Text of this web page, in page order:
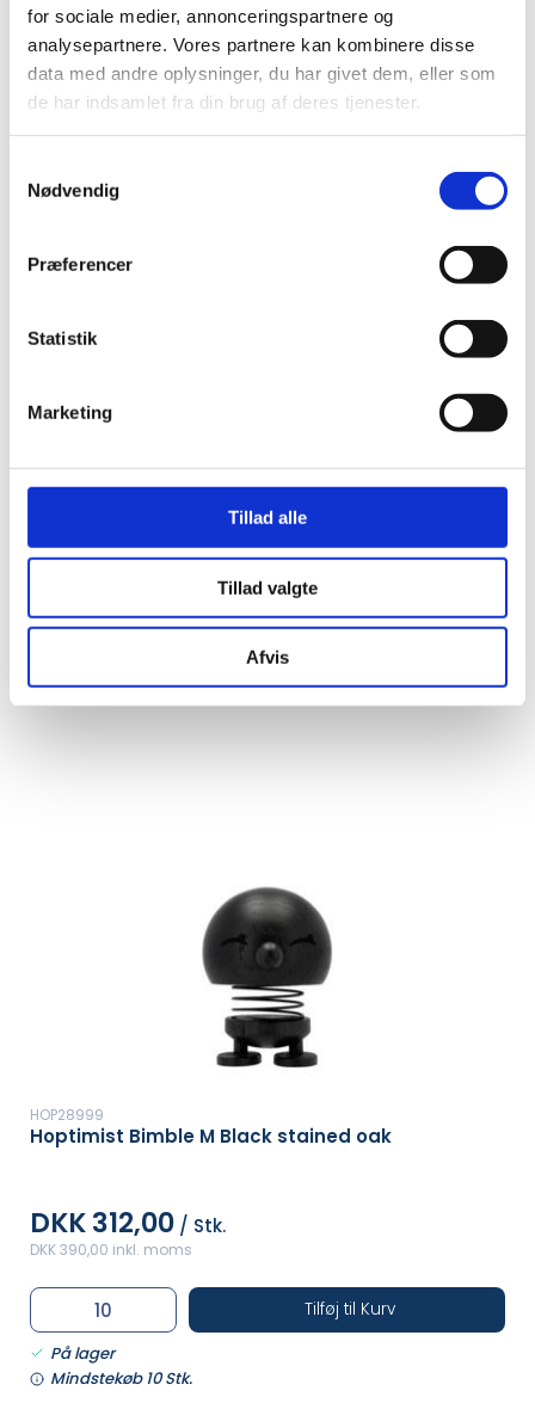
for sociale medier, annonceringspartnere og
analysepartnere. Vores partnere kan kombinere disse
data med andre oplysninger, du har givet dem, eller som
de har indsamlet fra din brug af deres tjenester.
Nødvendig
Præferencer
Statistik
Marketing
Tillad alle
Tillad valgte
Afvis
HOP28997
DKK 218,75 inkl. moms
Tilføj til Kurv
Mindstekøb 10 Stk.
HOP28999
Hoptimist Bimble M Black stained oak
DKK 312,00 / Stk.
DKK 390,00 inkl. moms
Tilføj til Kurv
På lager
Mindstekøb 10 Stk.